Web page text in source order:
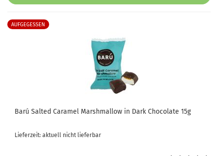
AUFGEGESSEN
Barú Salted Caramel Marshmallow in Dark Chocolate 15g
Lieferzeit: aktuell nicht lieferbar